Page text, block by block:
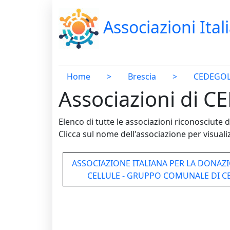
Associazioni
Home > Brescia >
Associazioni di
Elenco di tutte le associazioni riconosciute
Clicca sul nome dell'associazione per
ASSOCIAZIONE ITALIANA PER LA
CELLULE - GRUPPO COMUNALE DI